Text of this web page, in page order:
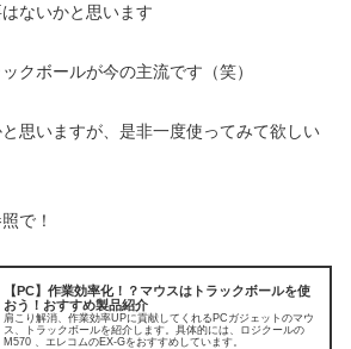
ないかと思います
クボールが今の主流です（笑）
思いますが、是非一度使ってみて欲しい
で！
【PC】作業効率化！？マウスはトラックボールを使
おう！おすすめ製品紹介
肩こり解消、作業効率UPに貢献してくれるPCガジェットのマウ
ス、トラックボールを紹介します。具体的には、ロジクールの
M570 、エレコムのEX-Gをおすすめしています。